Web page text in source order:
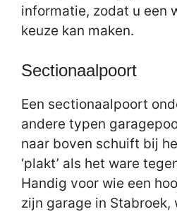
informatie, zodat u een
keuze kan maken.
Sectionaalpoort
Een sectionaalpoort
andere typen
naar boven schuift bij
‘plakt’ als het ware
Handig voor wie een
zijn garage in Stabroek,